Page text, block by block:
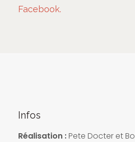
Facebook.
Infos
Réalisation :Pete Docter et